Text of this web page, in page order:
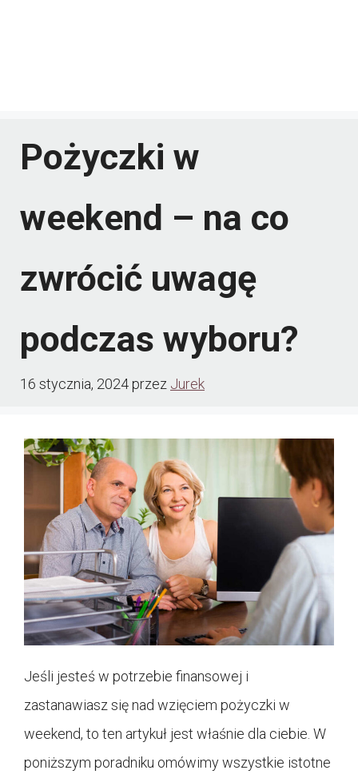
Pożyczki w
weekend – na co
zwrócić uwagę
podczas wyboru?
16 stycznia, 2024przez Jurek
Jeśli jesteś w potrzebie finansowej i
zastanawiasz się nad wzięciem pożyczki w
weekend, to ten artykuł jest właśnie dla ciebie. W
poniższym poradniku omówimy wszystkie istotne